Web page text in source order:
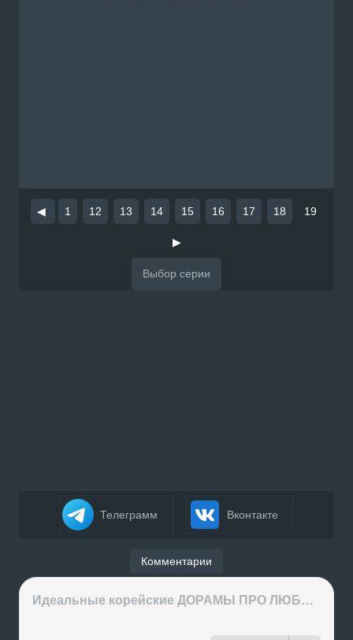
◀ 1 12 13 14 15 16 17 18 19
▶
Телеграмм Вконтакте
Комментарии
Идеальные корейские ДОРАМЫ ПРО ЛЮБОВЬ на вечер